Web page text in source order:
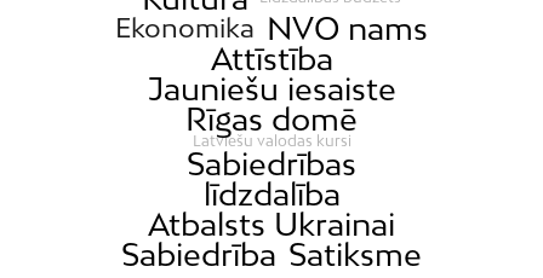
Mežaparks
Pētersala-Andrejsala
Pļavnieki
Ekonomika NVO nams
Attīstība
Jauniešu iesaiste
Rīgas domē
Latviešu valodas kursi
Sabiedrības
līdzdalība
Atbalsts Ukrainai
Sabiedrība Satiksme